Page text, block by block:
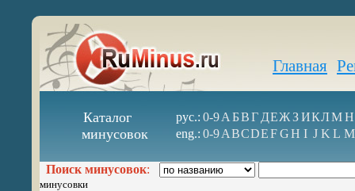
Главная
Каталог
минусовок
рус.: 0-9А БВГ ДЕЖ З ИКЛМН
eng.: 0-9ABCDEFGH I J K L M
Поиск минусовок:
минусовки